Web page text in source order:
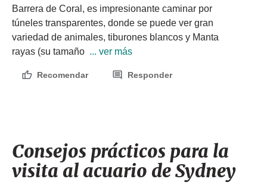
Barrera de Coral, es impresionante caminar por
túneles transparentes, donde se puede ver gran
variedad de animales, tiburones blancos y Manta
rayas (su tamaño ... ver más
Recomendar Responder
Consejos prácticos para la
visita al acuario de Sydney